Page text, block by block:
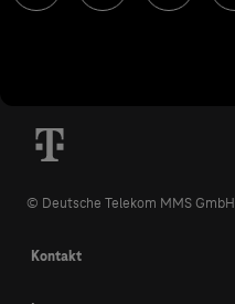
© Deutsche Telekom MMS GmbH
Kontakt